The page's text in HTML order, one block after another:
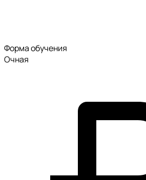
Форма обучения
Очная